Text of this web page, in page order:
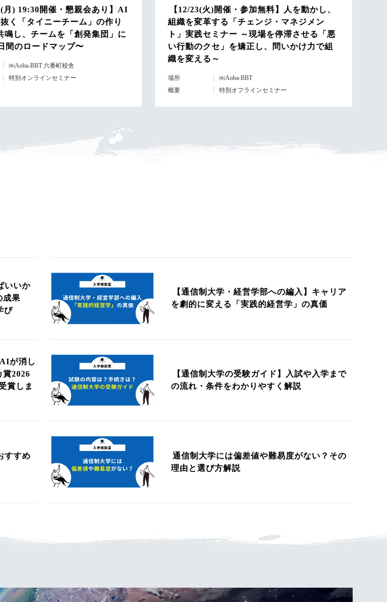
月) 19:30開催・懇親会あり】AI
く「タイニーチーム」の作り
鳴し、チームを「創発集団」に
間のロードマップ〜
㈱Aoba-BBT 六番町校舎
特別オンラインセミナー
【12/23(火)開催・参加無料】人を動かし、
組織を変革する「チェンジ・マネジメン
ト」実践セミナー ～現場を停滞させる「悪
い行動のクセ」を矯正し、問いかけ力で組
織を変える～
場所
㈱Aoba-BBT
概要
特別オフラインセミナー
いいか
成果
び
【通信制大学・経営学部への編入】キャリア
を劇的に変える「実践的経営学」の真価
が消し
2026
賞しま
【通信制大学の受験ガイド】入試や入学まで
の流れ・条件をわかりやすく解説
すすめ
通信制大学には偏差値や難易度がない？その
理由と選び方解説